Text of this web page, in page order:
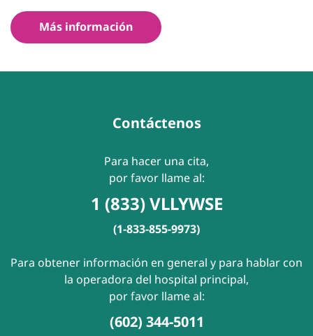
Más información
Contáctenos
Para hacer una cita,
por favor llame al:
1 (833) VLLYWSE
(1-833-855-9973)
Para obtener información en general y para hablar con
la operadora del hospital principal,
por favor llame al:
(602) 344-5011